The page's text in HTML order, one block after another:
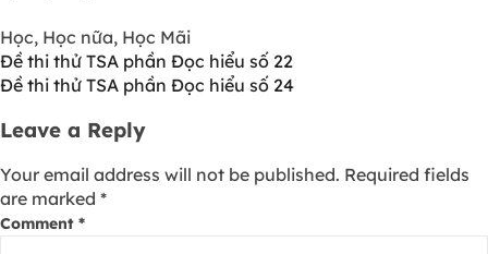
Học, Học nữa, Học Mãi
Đề thi thử TSA phần Đọc hiểu số 22
Đề thi thử TSA phần Đọc hiểu số 24
Leave a Reply
Your email address will not be published. Required fields
are marked *
Comment *